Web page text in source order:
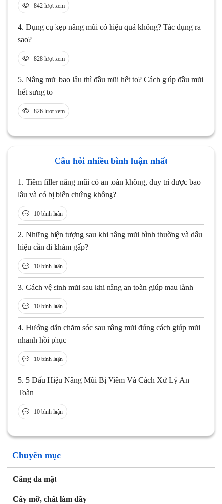
Chuyên mục
Căng da mặt
Cấy mỡ, chất làm đầy
842 lượt xem
4. Dụng cụ kẹp nâng mũi có hiệu quả không? Tác dụng ra
sao?
828 lượt xem
5. Nâng mũi bao lâu thì đầu mũi hết to? Cách giúp đầu mũi
hết sưng to
826 lượt xem
Câu hỏi nhiều bình luận nhất
1. Tiêm filler nâng mũi có an toàn không, duy trì được bao
lâu và có bị biến chứng không?
10 bình luận
2. Những hiện tượng sau khi nâng mũi bình thường và dấu
hiệu cần đi khám gấp?
10 bình luận
3. Cách vệ sinh mũi sau khi nâng an toàn giúp mau lành
10 bình luận
4. Hướng dẫn chăm sóc sau nâng mũi đúng cách giúp mũi
nhanh hồi phục
10 bình luận
5. 5 Dấu Hiệu Nâng Mũi Bị Viêm Và Cách Xử Lý An
Toàn
10 bình luận